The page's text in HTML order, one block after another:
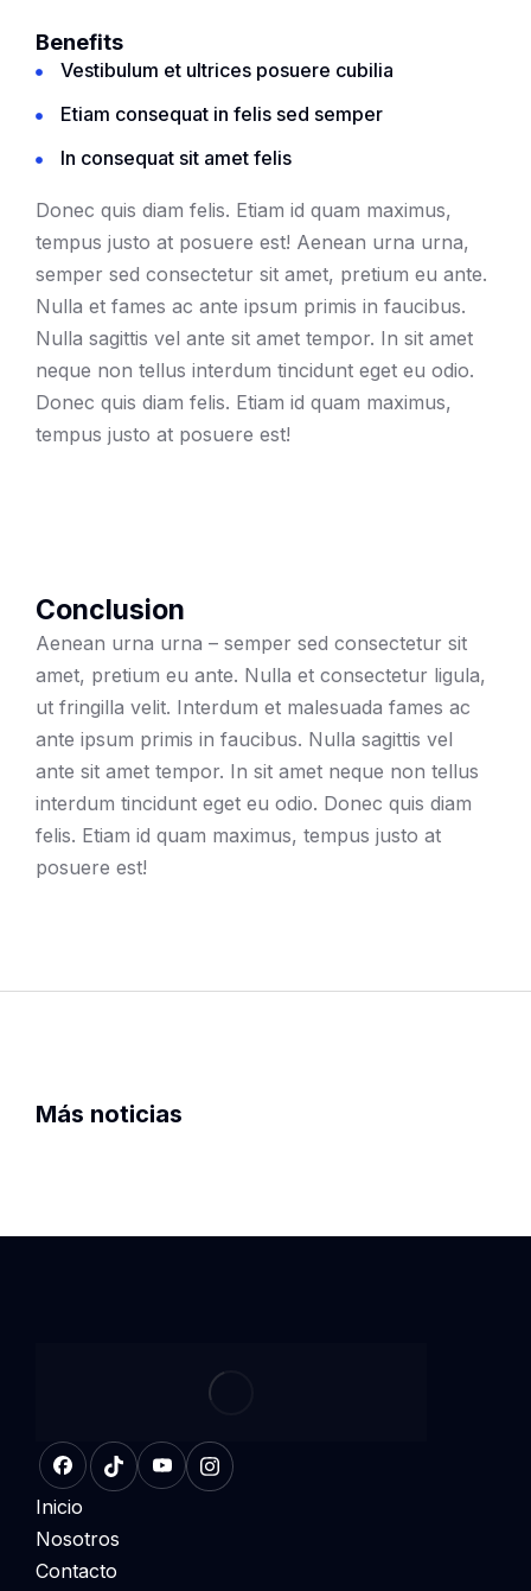
Benefits
Vestibulum et ultrices posuere cubilia
Etiam consequat in felis sed semper
In consequat sit amet felis
Donec quis diam felis. Etiam id quam maximus,
tempus justo at posuere est! Aenean urna urna,
semper sed consectetur sit amet, pretium eu ante.
Nulla et fames ac ante ipsum primis in faucibus.
Nulla sagittis vel ante sit amet tempor. In sit amet
neque non tellus interdum tincidunt eget eu odio.
Donec quis diam felis. Etiam id quam maximus,
tempus justo at posuere est!
Conclusion
Aenean urna urna – semper sed consectetur sit
amet, pretium eu ante. Nulla et consectetur ligula,
ut fringilla velit. Interdum et malesuada fames ac
ante ipsum primis in faucibus. Nulla sagittis vel
ante sit amet tempor. In sit amet neque non tellus
interdum tincidunt eget eu odio. Donec quis diam
felis. Etiam id quam maximus, tempus justo at
posuere est!
Más noticias
Inicio
Nosotros
Contacto